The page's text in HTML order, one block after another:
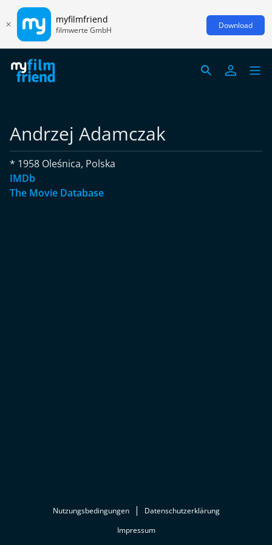
myfilmfriend
filmwerte GmbH Download
Andrzej Adamczak
* 1958 Oleśnica, Polska
IMDb
The Movie Database
Nutzungsbedingungen
Datenschutzerklärung
Impressum